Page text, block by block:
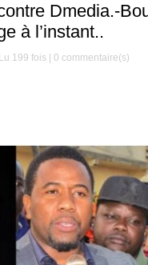
Dmedia.-
à l’instant..
199 fois |0 commentaire(s)